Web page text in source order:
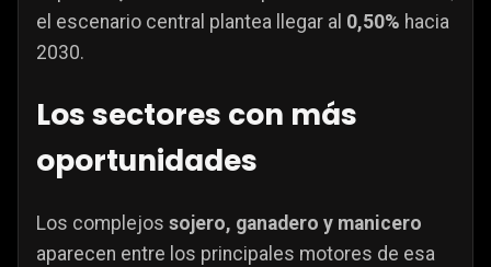
el escenario central plantea llegar al 0,50% hacia
2030.
Los sectores con más
oportunidades
Los complejos sojero, ganadero y manicero
aparecen entre los principales motores de esa